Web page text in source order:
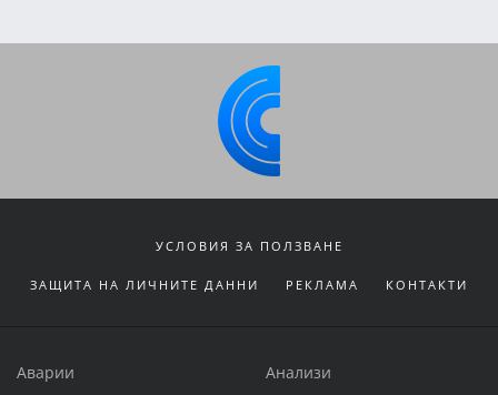
УСЛОВИЯ ЗА ПОЛЗВАНЕ
ЗАЩИТА НА ЛИЧНИТЕ ДАННИ РЕКЛАМА КОНТАКТИ
Аварии
Анализи